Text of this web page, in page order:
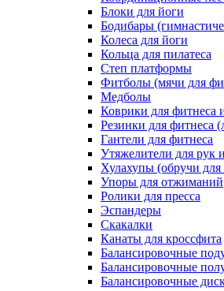
Блоки для йоги
Бодибары
Колеса для йоги
Кольца для пилатеса
Степ платформы
Фитболы (мячи для
Медболы
Коврики для фитнеса
Резинки для фитнеса
Гантели для фитнеса
Утяжелители для рук
Хулахупы (обручи для
Упоры для отжиманий
Ролики для пресса
Эспандеры
Скакалки
Канаты для кроссфита
Балансировочные
Балансировочные
Балансировочные